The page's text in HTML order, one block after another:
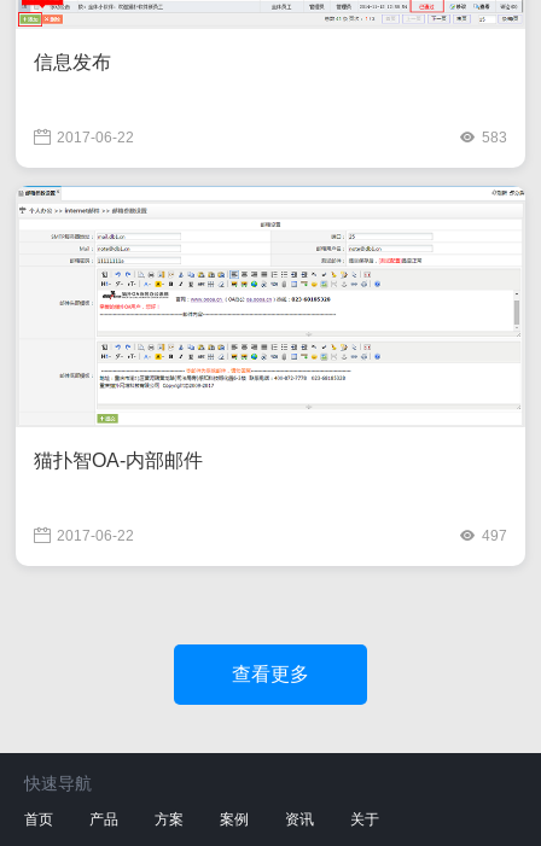
信息发布
2017-06-22 583
猫扑智OA-内部邮件
2017-06-22 497
查看更多
快速导航
首页 产品 方案 案例 资讯 关于